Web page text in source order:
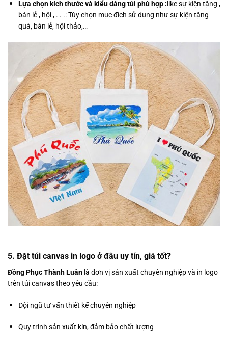
Lựa chọn kích thước và kiểu dáng túi phù hợp : likesự kiện tặng ,
bán lẻ, hội, . . .: Tùy chọn mục đích sử dụng như sự kiện tặng
quà, bán lẻ, hội thảo,…
5. Đặt túi canvas in logo ở đâu uy tín, giá tốt?
Đồng Phục Thành Luân là đơn vị sản xuất chuyên nghiệp và in logo
trên túi canvas theo yêu cầu:
Đội ngũ tư vấn thiết kế chuyên nghiệp
Quy trình sản xuất kín, đảm bảo chất lượng